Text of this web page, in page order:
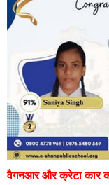
वैगनआर और क्रेटा कार